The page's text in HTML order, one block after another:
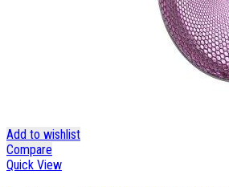
Add to wishlist
Compare
Quick View